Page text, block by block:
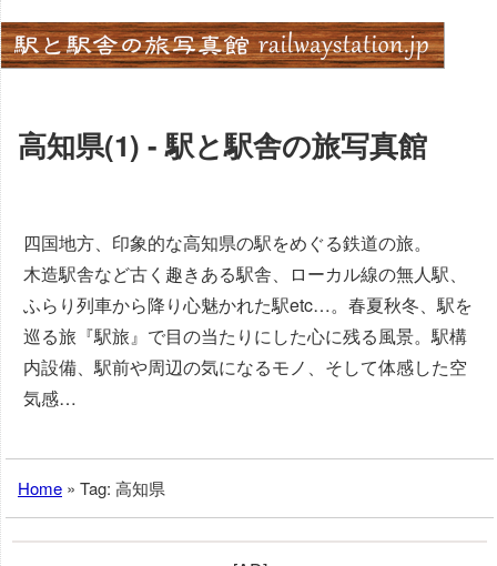
Skip
to
content
高知県(1) - 駅と駅舎の旅写真館
四国地方、印象的な高知県の駅をめぐる鉄道の旅。
木造駅舎など古く趣きある駅舎、ローカル線の無人駅、
ふらり列車から降り心魅かれた駅etc…。春夏秋冬、駅を
巡る旅『駅旅』で目の当たりにした心に残る風景。駅構
内設備、駅前や周辺の気になるモノ、そして体感した空
気感…
Home » Tag: 高知県